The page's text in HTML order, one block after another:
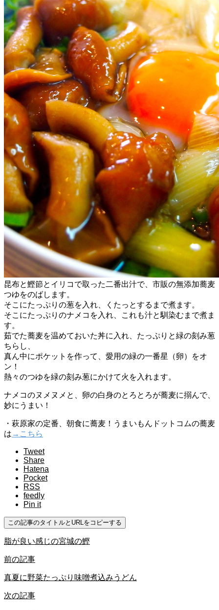
昆布と鰹節とイリコで取った二番出汁で、市販の無添加蕎麦
つゆをのばします。
そこにたっぷりの葱を入れ、くたっとするまで煮ます。
そこにたっぷりのナメコを入れ、これも汁と馴染むまで煮ま
す。
茹でた蕎麦を温めておいた丼に入れ、たっぷりと緑の刻み葱
ちらし、
真ん中にポケットを作って、愛用の緑の一番星（卵）をオ
ン！
熱々のつゆを緑の刻み葱にかけて火を入れます。
ナメコのヌメヌメと、卵の白身のとろとろが蕎麦に搦んで、
妙にうまい！
・萩原家の定番、朝食に蕎麦！うまいもんドットコムの蕎麦
は →こちら
Tweet
Share
Hatena
Pocket
RSS
feedly
Pin it
この記事のタイトルとURLをコピーする
脂が良い感じの宮城の鰹
前の記事
真夏に野菜たっぷり味噌煮込みうどん
次の記事